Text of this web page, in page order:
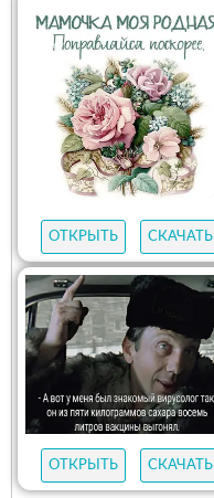
ОТКРЫТЬ СКАЧАТЬ
ОТКРЫТЬ
СКАЧАТЬ